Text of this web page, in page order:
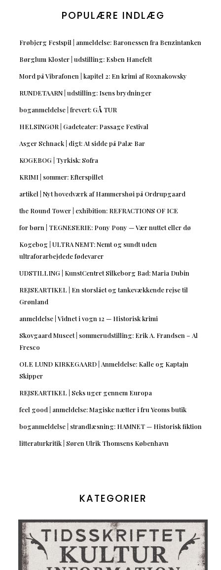
POPULÆRE INDLÆG
Frøbjerg Festspil | anmeldelse: Baronessen fra Benzintanken
Børglum Kloster | udstilling: Esben Hanefelt
Mord på Vibrafonen | kapitel 2: En krimi af Roxnakowsky
RUNDETAARN | udstilling: Isens brydninger
boganmeldelse | frevert: GÅ TUR
HELSINGØR | Gadeteater: Passage Festival
Asger Schnack | digt: At sidde på Palæ Bar
KOGEBOG | Tyrkisk: Sofra
KRIMI | sommer: Efterspillet
artikel | Nyt hovedværk af Hammershøi på Ordrupgaard
the Round Tower | exhibition: REFRACTIONS OF ICE
for børn | TEGNESERIE: Pony Pony — Vær nuttet eller dø
Kogebog | ULTRA NEMT: Nemt og sundt uden
ultraforarbejdede fødevarer
UDSTILLING | KunstCentret Silkeborg Bad: Maria Dubin
REJSEARTIKEL | En storslået og tankevækkende rejse til
Grønland
anmeldelse | Vidnet i vogn 12 — Historisk krimi
Skovgaard Museet | sommerudstilling: Erik A. Frandsen – Al
Fresco
OLE LUND KIRKEGAARD | Anmeldelse: Kalle og Kaptajn
Skipper
REJSEARTIKEL | Seks uger gennem Europa
feel good | anmeldelse: Magiske nætter i fru Yeoms butik
boganmeldelse | strandlæsning: HAMNET — Historisk fiktion
litteraturkritik | Søren Ulrik Thomsens København
KATEGORIER